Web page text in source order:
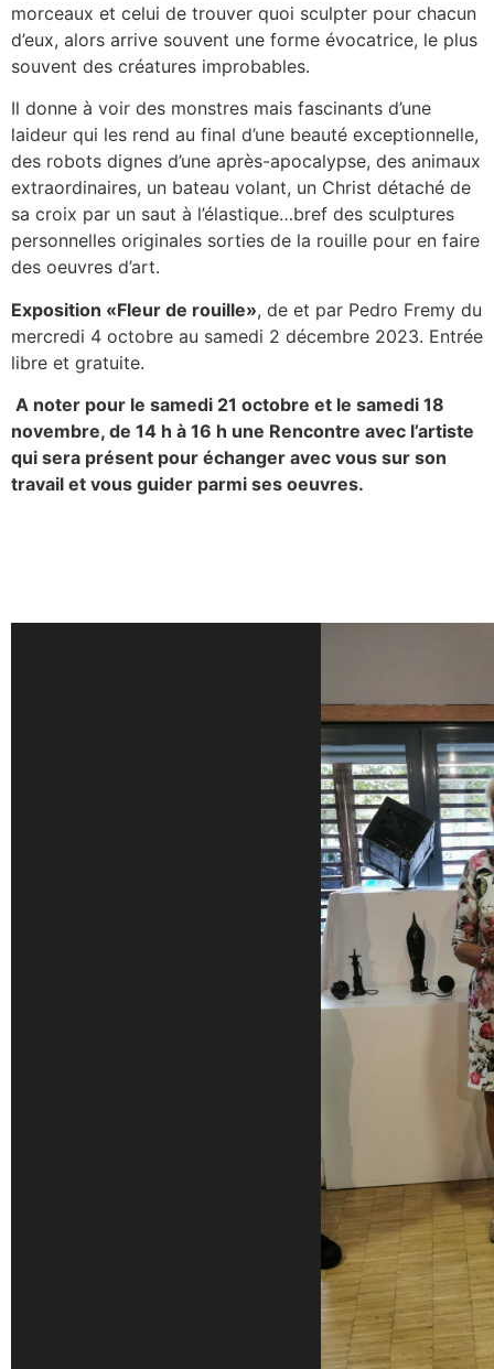
morceaux et celui de trouver quoi sculpter pour chacun
d’eux, alors arrive souvent une forme évocatrice, le plus
souvent des créatures improbables.
Il donne à voir des monstres mais fascinants d’une
laideur qui les rend au final d’une beauté exceptionnelle,
des robots dignes d’une après-apocalypse, des animaux
extraordinaires, un bateau volant, un Christ détaché de
sa croix par un saut à l’élastique…bref des sculptures
personnelles originales sorties de la rouille pour en faire
des oeuvres d’art.
Exposition «Fleur de rouille», de et par Pedro Fremy du
mercredi 4 octobre au samedi 2 décembre 2023. Entrée
libre et gratuite.
A noter pour le samedi 21 octobre et le samedi 18
novembre, de 14 h à 16 h une Rencontre avec l’artiste
qui sera présent pour échanger avec vous sur son
travail et vous guider parmi ses oeuvres.